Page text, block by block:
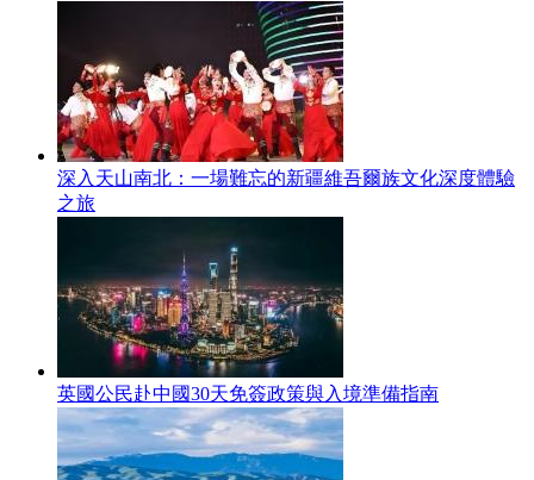
深入天山南北：一場難忘的新疆維吾爾族文化深度體驗
之旅
英國公民赴中國30天免簽政策與入境準備指南